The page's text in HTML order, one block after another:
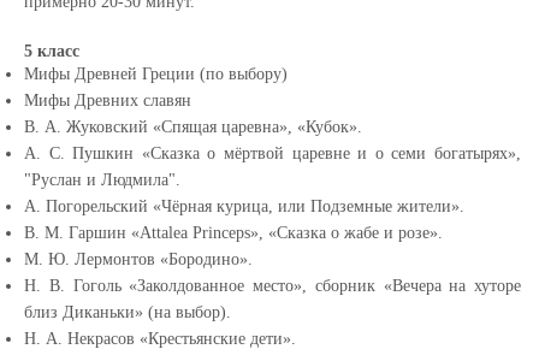
5 класс
Мифы Древней Греции (по выбору)
Мифы Древних славян
В. А. Жуковский «Спящая царевна», «Кубок».
А. С. Пушкин «Сказка о мёртвой царевне и о семи богатырях»,
"Руслан и Людмила".
А. Погорельский «Чёрная курица, или Подземные жители».
В. М. Гаршин «Attalea Princeps», «Сказка о жабе и розе».
М. Ю. Лермонтов «Бородино».
Н. В. Гоголь «Заколдованное место», сборник «Вечера на хуторе
близ Диканьки» (на выбор).
Н. А. Некрасов «Крестьянские дети».